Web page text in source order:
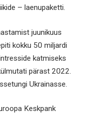
– laenupaketti.
juunikuus
kokku 50 miljardi
katmiseks
pärast 2022.
Ukrainasse.
Keskpank